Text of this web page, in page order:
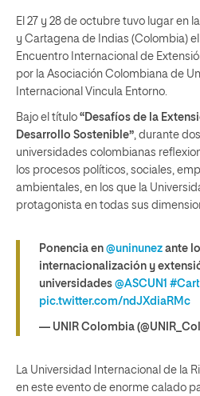
El 27 y 28 de octubre tuvo lugar en
y Cartagena de Indias (Colombia) el
Encuentro Internacional de
por la Asociación Colombiana de
Internacional Vincula Entorno.
Bajo el título “Desafíos de la
Desarrollo Sostenible”, durante
universidades colombianas
los procesos políticos, sociales,
ambientales, en los que la
protagonista en todas sus
Ponencia en @uninunez ante
internacionalización y
universidades @ASCUN1
pic.twitter.com/ndJXdiaRMc
— UNIR Colombia
La Universidad Internacional de la
en este evento de enorme calado